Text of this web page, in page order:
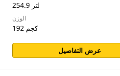
254.9 لتر
الوزن
192 كجم
عرض التفاصيل